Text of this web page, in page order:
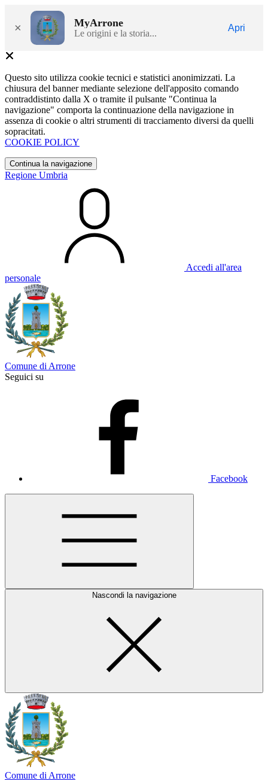
× MyArrone
Le origini e la storia...
Apri
Questo sito utilizza cookie tecnici e statistici anonimizzati. La
chiusura del banner mediante selezione dell'apposito comando
contraddistinto dalla X o tramite il pulsante "Continua la
navigazione" comporta la continuazione della navigazione in
assenza di cookie o altri strumenti di tracciamento diversi da quelli
sopracitati.
COOKIE POLICY
Continua la navigazione
Regione Umbria
Accedi all'area
personale
Comune di Arrone
Seguici su
Facebook
Nascondi la navigazione
Comune di Arrone